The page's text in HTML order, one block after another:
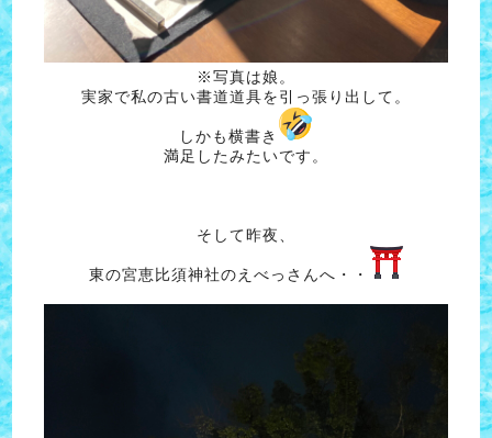
※写真は娘。
実家で私の古い書道道具を引っ張り出して。
しかも横書き
満足したみたいです。
そして昨夜、
東の宮恵比須神社のえべっさんへ・・